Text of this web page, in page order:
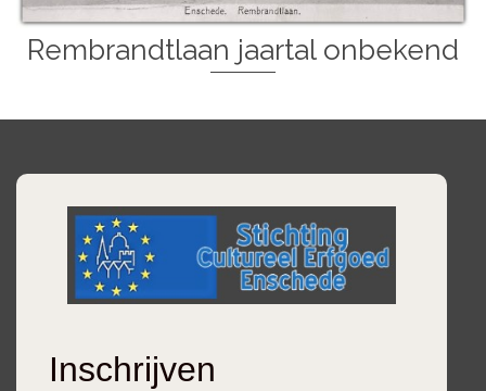
Rembrandtlaan jaartal onbekend
Inschrijven